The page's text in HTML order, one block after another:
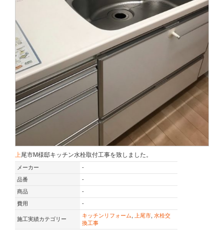
上尾市M様邸キッチン水栓取付工事を致しました。
メーカー
-
品番
-
商品
-
費用
-
施工実績カテゴリー
キッチンリフォーム 上尾市 水栓交
換工事